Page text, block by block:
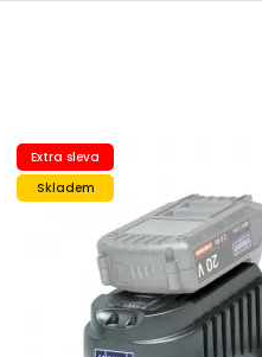
Extra sleva
Skladem